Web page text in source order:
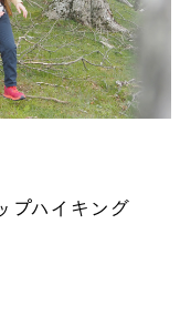
HATS
プハイキング